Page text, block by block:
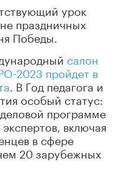
урок
праздничных
Победы.
салон
2023 пройдет в
. В Год педагога и
особый статус:
программе
включая
в сфере
20 зарубежных